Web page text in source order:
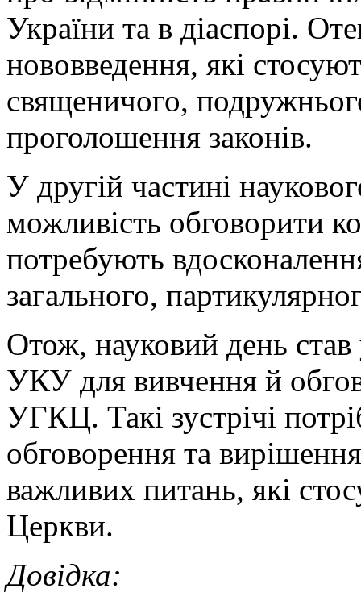
України та в діаспорі.
нововведення, які
священичого,
проголошення законів.
У другій частині
можливість обговорити
потребують
загального,
Отож, науковий день
УКУ для вивчення й
УГКЦ. Такі зустрічі
обговорення та
важливих питань, які
Церкви.
Довідка: